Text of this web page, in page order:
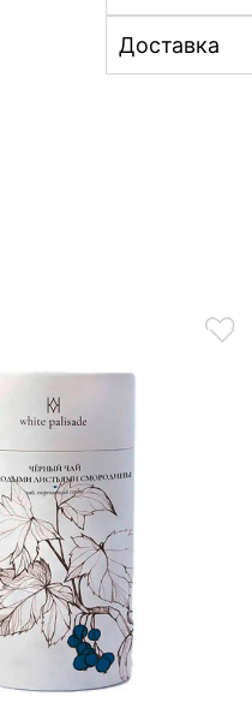
Доставка